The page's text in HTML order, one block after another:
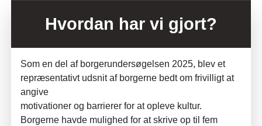
Hvordan har vi gjort?
Som en del af borgerundersøgelsen 2025, blev et
repræsentativt udsnit af borgerne bedt om frivilligt at
angive
motivationer og barrierer for at opleve kultur.
Borgerne havde mulighed for at skrive op til fem